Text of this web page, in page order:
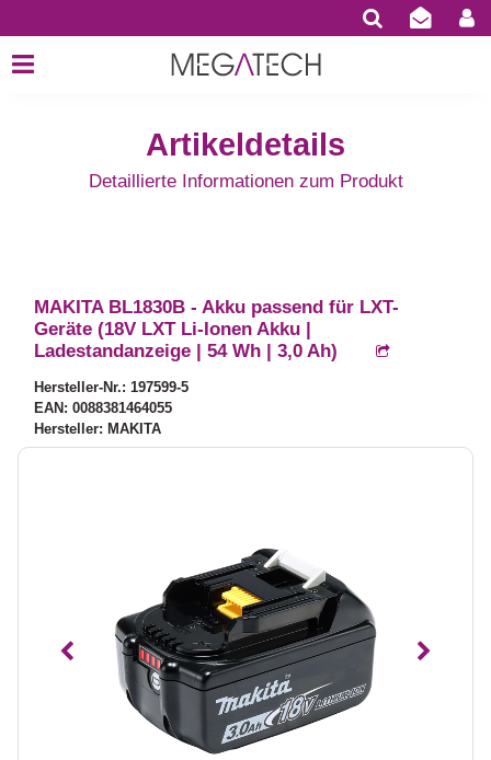
Artikeldetails
Detaillierte Informationen zum Produkt
MAKITA BL1830B - Akku passend für LXT-
Geräte (18V LXT Li-Ionen Akku |
Ladestandanzeige | 54 Wh | 3,0 Ah)
Hersteller-Nr.: 197599-5
EAN: 0088381464055
Hersteller: MAKITA
Vorheriges